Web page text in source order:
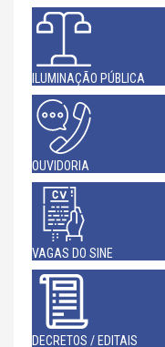
ILUMINAÇÃO PÚBLICA
OUVIDORIA
VAGAS DO SINE
DECRETOS / EDITAIS